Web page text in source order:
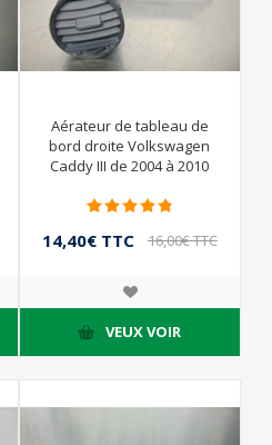
Aérateur de tableau de
bord droite Volkswagen
Caddy III de 2004 à 2010
14,40€ TTC 16,00€ TTC
VEUX VOIR